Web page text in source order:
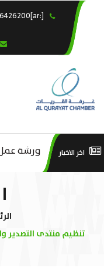
[:ar]966146426200+[:en]+966 0146426200[:] ×
اخر الاخبار
ورشة عمل
لقطاع